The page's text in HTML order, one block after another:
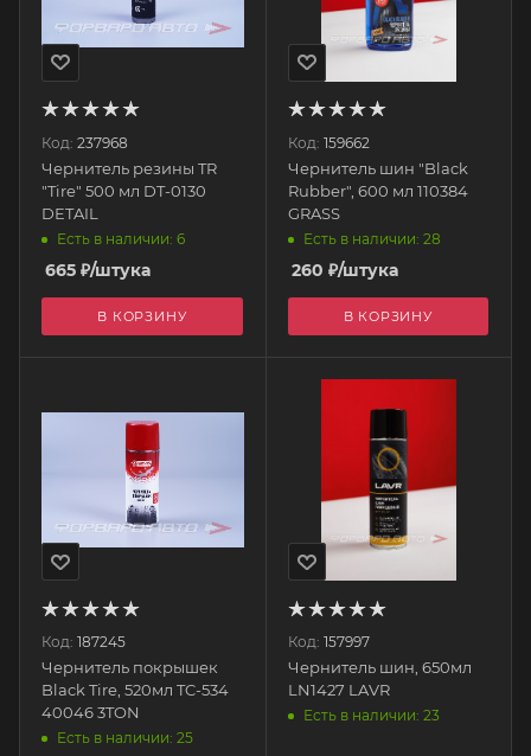
Код: 237968
Чернитель резины TR
"Tire" 500 мл DT-0130
DETAIL
Есть в наличии: 6
665 ₽/штука
В КОРЗИНУ
Код: 159662
Чернитель шин "Black
Rubber", 600 мл 110384
GRASS
Есть в наличии: 28
260 ₽/штука
В КОРЗИНУ
Код: 187245
Чернитель покрышек
Black Tire, 520мл TC-534
40046 3TON
Есть в наличии: 25
Код: 157997
Чернитель шин, 650мл
LN1427 LAVR
Есть в наличии: 23